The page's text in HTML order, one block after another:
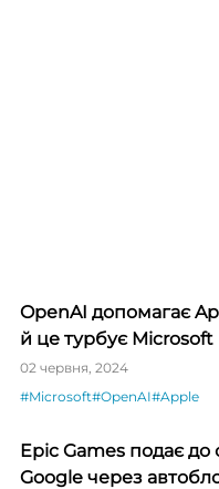
OpenAI допомагає
й це турбує Microsoft
02 червня, 2024
#Microsoft#OpenAI#Apple
Epic Games подає до
Google через